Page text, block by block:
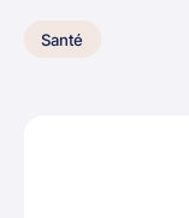
Santé